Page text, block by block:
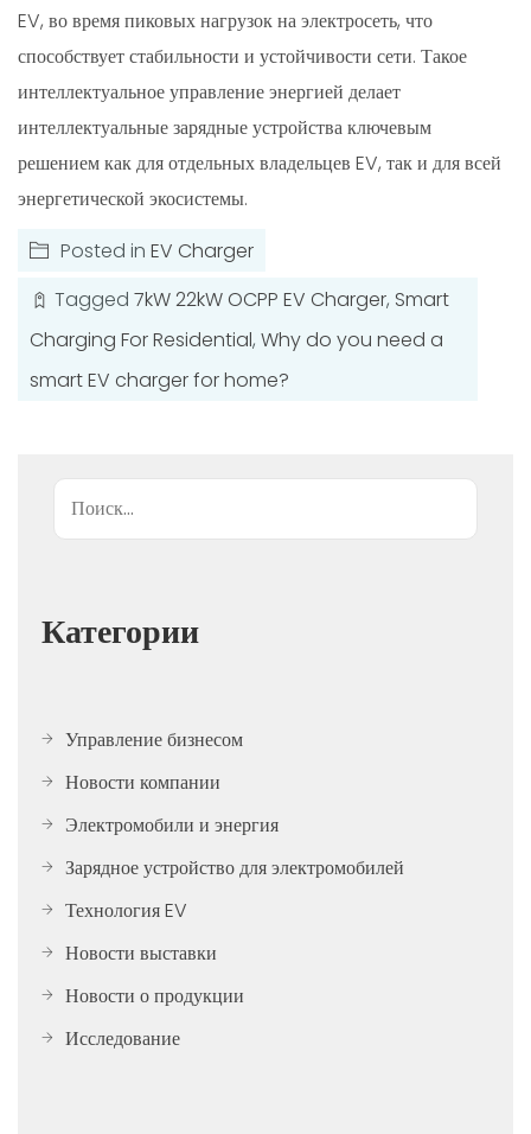
EV, во время пиковых нагрузок на электросеть, что
способствует стабильности и устойчивости сети. Такое
интеллектуальное управление энергией делает
интеллектуальные зарядные устройства ключевым
решением как для отдельных владельцев EV, так и для всей
энергетической экосистемы.
Posted in EV Charger
Tagged 7kW 22kW OCPP EV Charger, Smart
Charging For Residential, Why do you need a
smart EV charger for home?
Поиск
Категории
Управление бизнесом
Новости компании
Электромобили и энергия
Зарядное устройство для электромобилей
Технология EV
Новости выставки
Новости о продукции
Исследование